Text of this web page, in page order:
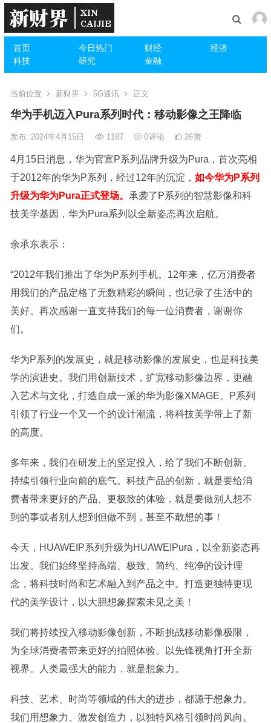
首页 今日热门 财经
经济
科技
研究 金融
当前位置 新财界 5G通讯 正文
华为手机迈入Pura系列时代：移动影像之王降临
发布: 2024年4月15日 1187 0评论 26赞
4月15日消息，华为官宣P系列品牌升级为Pura，首次亮相
于2012年的华为P系列，经过12年的沉淀， 如今华为P系列
升级为华为Pura正式登场。 承袭了P系列的智慧影像和科
技美学基因，华为Pura系列以全新姿态再次启航。
余承东表示：
“2012年我们推出了华为P系列手机。12年来，亿万消费者
用我们的产品定格了无数精彩的瞬间，也记录了生活中的
美好。再次感谢一直支持我们的每一位消费者，谢谢你
们。
华为P系列的发展史，就是移动影像的发展史，也是科技美
学的演进史。我们用创新技术，扩宽移动影像边界，更融
入艺术与文化，打造自成一派的华为影像XMAGE。P系列
引领了行业一个又一个的设计潮流，将科技美学带上了新
的高度。
多年来，我们在研发上的坚定投入，给了我们不断创新、
持续引领行业向前的底气。科技产品的创新，就是要给消
费者带来更好的产品、更极致的体验，就是要做别人想不
到的事或者别人想到但做不到，甚至不敢想的事！
今天，HUAWEIP系列升级为HUAWEIPura，以全新姿态再
出发。我们始终坚持高端、极致、简约、纯净的设计理
念，将科技时尚和艺术融入到产品之中。打造更独特更现
代的美学设计，以大胆想象探索未见之美！
我们将持续投入移动影像创新，不断挑战移动影像极限，
为全球消费者带来更好的拍照体验。以先锋视角打开全新
视界。人类最强大的能力，就是想象力。
科技、艺术、时尚等领域的伟大的进步，都源于想象力。
我们用想象力、激发创造力，以独特风格引领时尚风向。